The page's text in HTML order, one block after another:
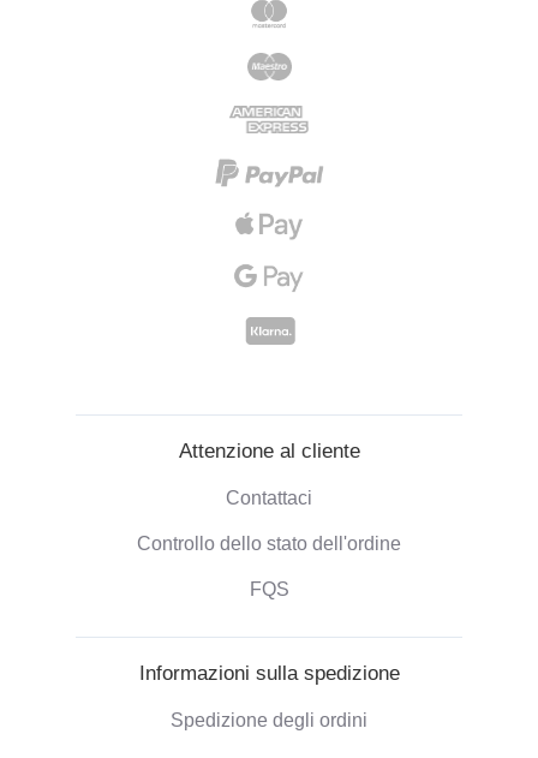
Attenzione al cliente
Contattaci
Controllo dello stato dell'ordine
FQS
Informazioni sulla spedizione
Spedizione degli ordini